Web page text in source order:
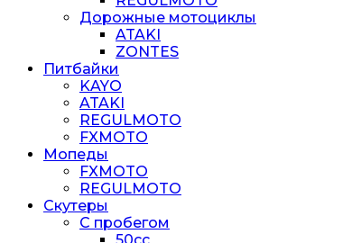
Дорожные мотоциклы
ATAKI
ZONTES
Питбайки
KAYO
ATAKI
REGULMOTO
FXMOTO
Мопеды
FXMOTO
REGULMOTO
Скутеры
С пробегом